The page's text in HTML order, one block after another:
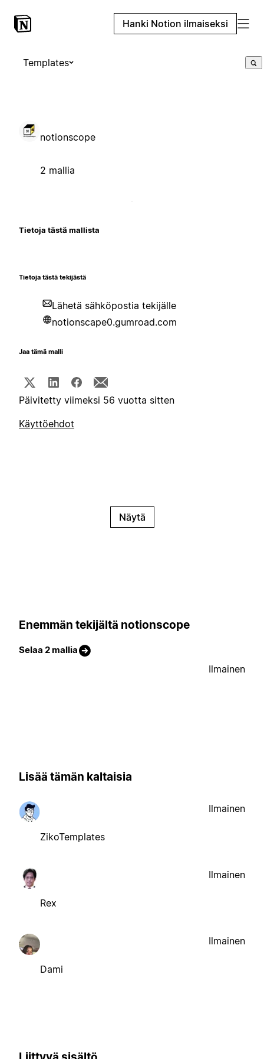
Hanki Notion ilmaiseksi
Templates
notionscope
2 mallia
Tietoja tästä mallista
Tietoja tästä tekijästä
Lähetä sähköpostia tekijälle
notionscape0.gumroad.com
Jaa tämä malli
Päivitetty viimeksi 56 vuotta sitten
Käyttöehdot
Näytä
Enemmän tekijältä notionscope
Selaa 2 mallia
Ilmainen
Lisää tämän kaltaisia
ZikoTemplates
Ilmainen
Rex
Ilmainen
Dami
Ilmainen